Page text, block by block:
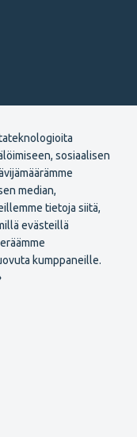
sosiaalisen
median,
tietoja siitä,
evästeillä
kumppaneille.